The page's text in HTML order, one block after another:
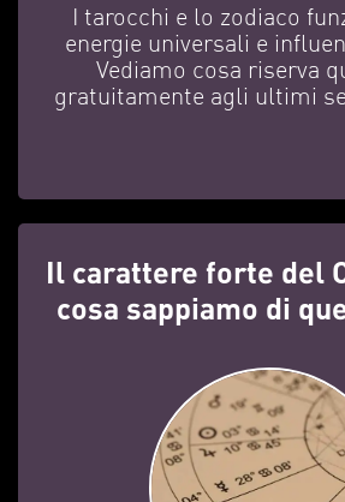
I tarocchi e lo zodiaco
energie universali e
Vediamo cosa riserva
gratuitamente agli ultimi
Il carattere forte del
cosa sappiamo di